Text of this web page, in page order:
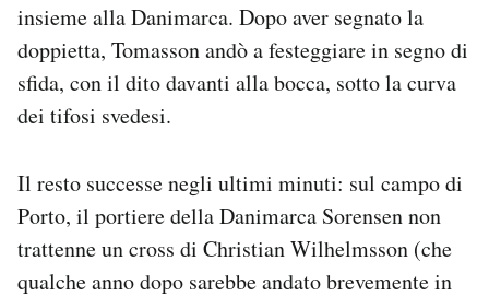
insieme alla Danimarca. Dopo aver segnato la
doppietta, Tomasson andò a festeggiare in segno di
sfida, con il dito davanti alla bocca, sotto la curva
dei tifosi svedesi.
Il resto successe negli ultimi minuti: sul campo di
Porto, il portiere della Danimarca Sorensen non
trattenne un cross di Christian Wilhelmsson (che
qualche anno dopo sarebbe andato brevemente in